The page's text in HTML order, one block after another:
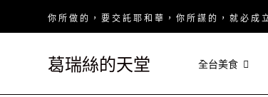
你 所 做 的 ， 要 交 託 耶 和 華 ， 你 所 謀 的 ， 就 必 成
葛瑞絲的天堂 全台美食